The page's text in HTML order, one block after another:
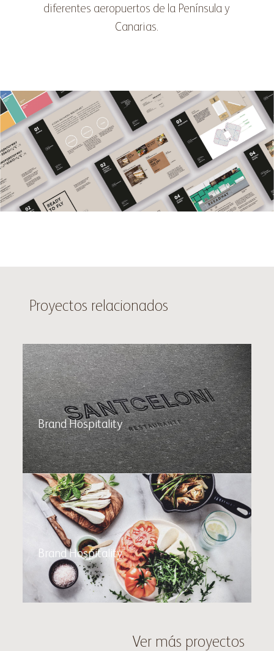
diferentes aeropuertos de la Península y
Canarias.
Proyectos relacionados
Santceloni
Brand Hospitality
Fire&Bread
Brand Hospitality
Ver más proyectos